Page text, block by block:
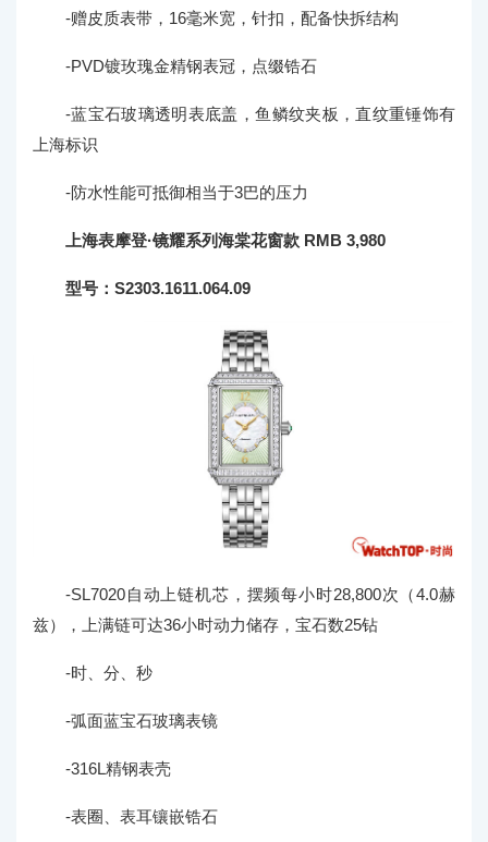
-赠皮质表带，16毫米宽，针扣，配备快拆结构
-PVD镀玫瑰金精钢表冠，点缀锆石
-蓝宝石玻璃透明表底盖，鱼鳞纹夹板，直纹重锤饰有
上海标识
-防水性能可抵御相当于3巴的压力
上海表摩登·镜耀系列海棠花窗款 RMB 3,980
型号：S2303.1611.064.09
-SL7020自动上链机芯，摆频每小时28,800次（4.0赫
兹），上满链可达36小时动力储存，宝石数25钻
-时、分、秒
-弧面蓝宝石玻璃表镜
-316L精钢表壳
-表圈、表耳镶嵌锆石